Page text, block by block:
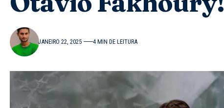
JANEIRO 22, 2025 4 MIN DE LEITURA